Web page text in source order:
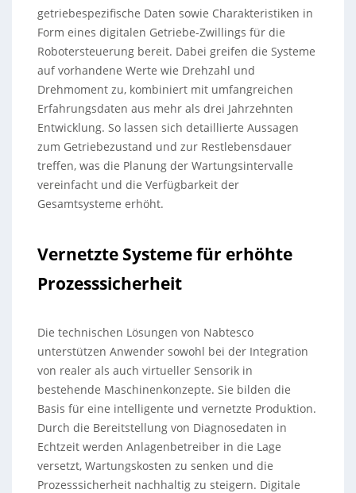
getriebespezifische Daten sowie Charakteristiken in
Form eines digitalen Getriebe-Zwillings für die
Robotersteuerung bereit. Dabei greifen die Systeme
auf vorhandene Werte wie Drehzahl und
Drehmoment zu, kombiniert mit umfangreichen
Erfahrungsdaten aus mehr als drei Jahrzehnten
Entwicklung. So lassen sich detaillierte Aussagen
zum Getriebezustand und zur Restlebensdauer
treffen, was die Planung der Wartungsintervalle
vereinfacht und die Verfügbarkeit der
Gesamtsysteme erhöht.
Vernetzte Systeme für erhöhte
Prozesssicherheit
Die technischen Lösungen von Nabtesco
unterstützen Anwender sowohl bei der Integration
von realer als auch virtueller Sensorik in
bestehende Maschinenkonzepte. Sie bilden die
Basis für eine intelligente und vernetzte Produktion.
Durch die Bereitstellung von Diagnosedaten in
Echtzeit werden Anlagenbetreiber in die Lage
versetzt, Wartungskosten zu senken und die
Prozesssicherheit nachhaltig zu steigern. Digitale